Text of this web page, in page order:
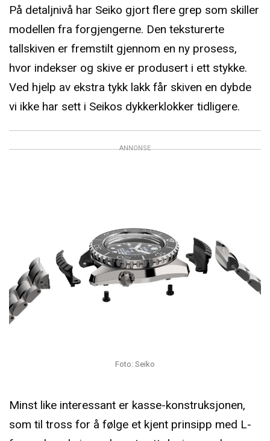
På detaljnivå har Seiko gjort flere grep som skiller
modellen fra forgjengerne. Den teksturerte
tallskiven er fremstilt gjennom en ny prosess,
hvor indekser og skive er produsert i ett stykke.
Ved hjelp av ekstra tykk lakk får skiven en dybde
vi ikke har sett i Seikos dykkerklokker tidligere.
ANNONSE
Foto: Seiko
Minst like interessant er kasse-konstruksjonen,
som til tross for å følge et kjent prinsipp med L-